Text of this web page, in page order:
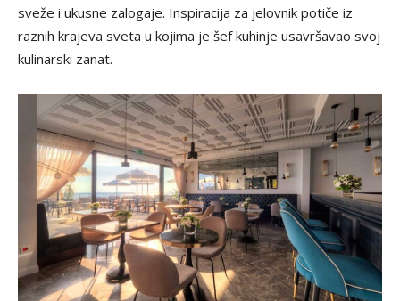
sveže i ukusne zalogaje. Inspiracija za jelovnik potiče iz
raznih krajeva sveta u kojima je šef kuhinje usavršavao svoj
kulinarski zanat.